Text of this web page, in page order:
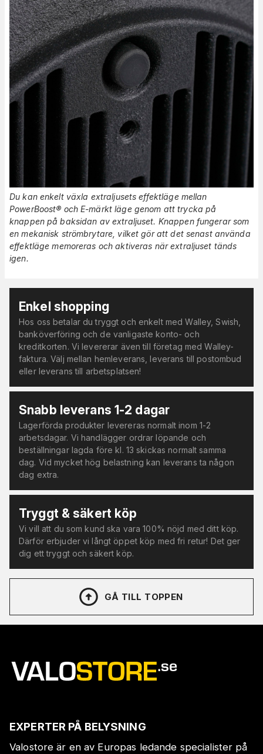
Du kan enkelt växla extraljusets effektläge mellan
PowerBoost® och E-märkt läge genom att trycka på
knappen på baksidan av extraljuset. Knappen fungerar som
en mekanisk strömbrytare, vilket gör att det senast använda
effektläge memoreras och aktiveras när extraljuset tänds
igen.
Enkel shopping
Hos oss betalar du tryggt och enkelt med Walley, Swish,
banköverföring och de vanligaste konto- och
kreditkorten. Vi levererar även till företag med Walley-
faktura. Välj mellan hemleverans, leverans till postombud
eller leverans till arbetsplatsen!
Snabb leverans 1-2 dagar
Lagerförda produkter levereras normalt inom 1-2
arbetsdagar. Vi handlägger ordrar löpande och
beställningar lagda före kl. 13 skickas normalt samma
dag. Vid mycket hög belastning kan leverans ta någon
dag extra.
Tryggt & säkert köp
Vi vill att du som kund ska vara 100% nöjd med ditt köp.
Därför erbjuder vi långt öppet köp med fri retur! Det ger
dig ett tryggt och säkert köp.
GÅ TILL TOPPEN
EXPERTER PÅ BELYSNING
Valostore är en av Europas ledande specialister på